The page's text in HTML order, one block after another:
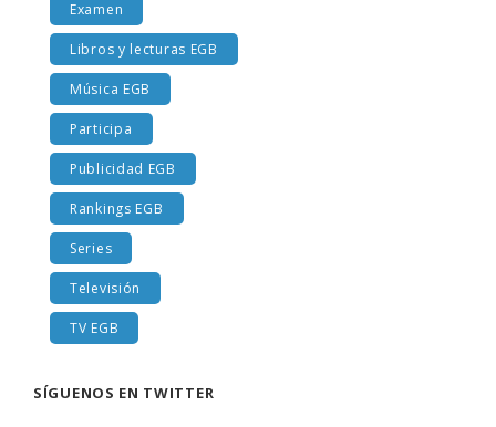
Examen
Libros y lecturas EGB
Música EGB
Participa
Publicidad EGB
Rankings EGB
Series
Televisión
TV EGB
SÍGUENOS EN TWITTER